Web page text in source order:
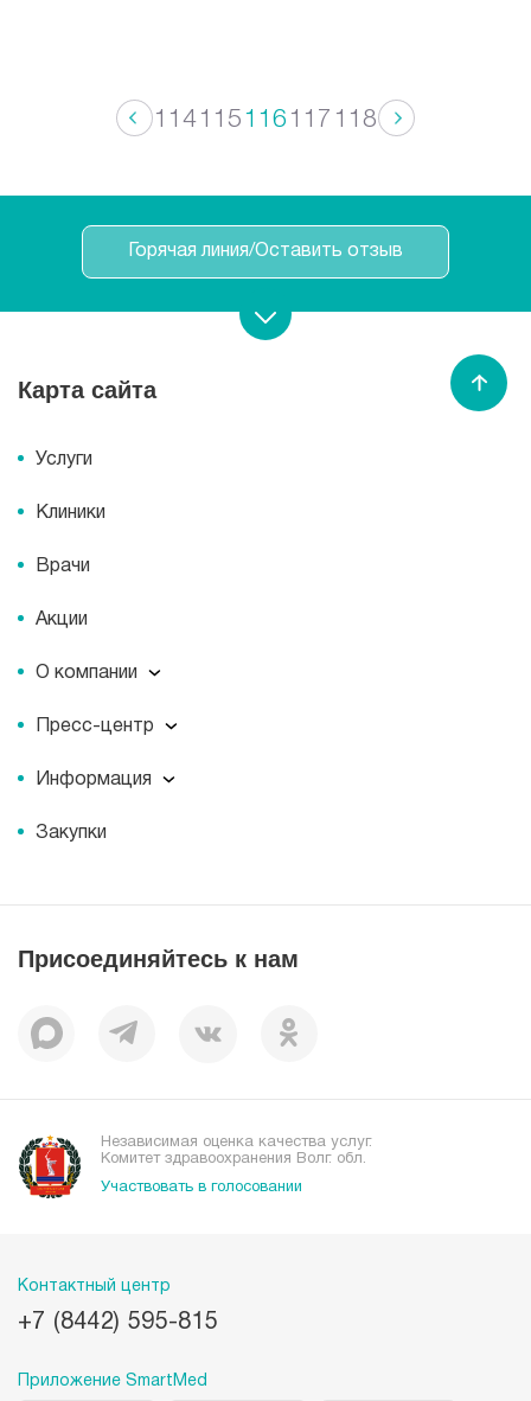
114115116 117 118
Горячая линия/Оставить отзыв
Записаться на прием
Карта сайта
Услуги
Клиники
Врачи
Акции
О компании
О компании
История
Документы
Пациентам
Пресс-центр
Пресс-центр
Журнал для пациентов «МЕДСИ СЕГОДНЯ»
Информация
Информация
Закупки
Присоединяйтесь к нам
Независимая оценка качества услуг.
Комитет здравоохранения Волг. обл.
Участвовать в голосовании
Контактный центр
+7 (8442) 595-815
Приложение SmartMed